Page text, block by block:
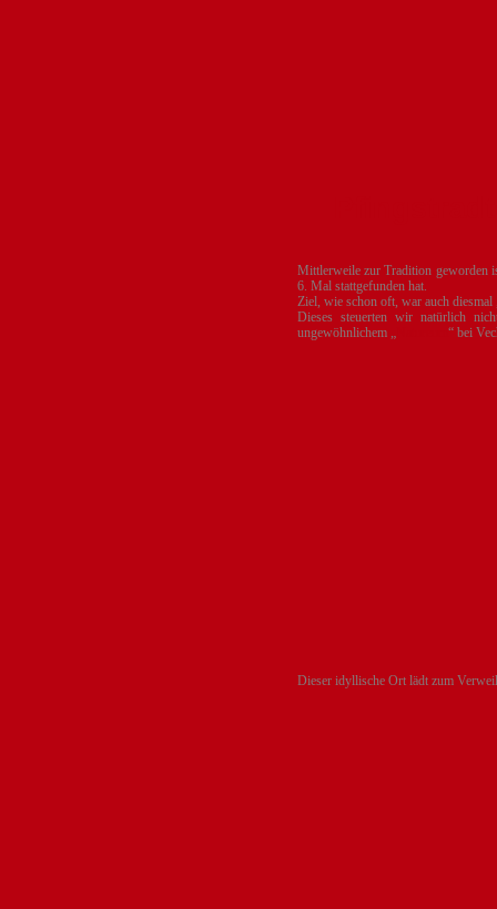
Mittlerweile zur Tradition geworden
6. Mal stattgefunden hat.
Ziel, wie schon oft, war auch
Dieses steuerten wir natürlich
ungewöhnlichem „
“ bei
Dieser idyllische Ort lädt zum